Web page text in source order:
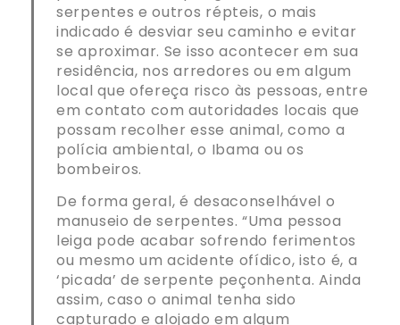
serpentes e outros répteis, o mais
indicado é desviar seu caminho e evitar
se aproximar. Se isso acontecer em sua
residência, nos arredores ou em algum
local que ofereça risco às pessoas, entre
em contato com autoridades locais que
possam recolher esse animal, como a
polícia ambiental, o Ibama ou os
bombeiros.
De forma geral, é desaconselhável o
manuseio de serpentes. “Uma pessoa
leiga pode acabar sofrendo ferimentos
ou mesmo um acidente ofídico, isto é, a
‘picada’ de serpente peçonhenta. Ainda
assim, caso o animal tenha sido
capturado e alojado em algum